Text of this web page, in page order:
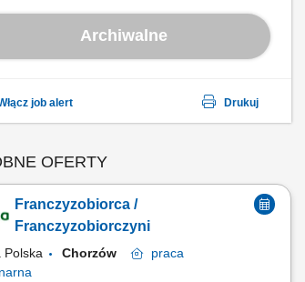
Archiwalne
job alert Drukuj
OFERTY
Franczyzobiorca /
Franczyzobiorczyni
Polska Chorzów
praca